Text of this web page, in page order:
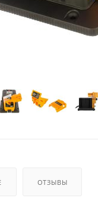
ОТЗЫВЫ